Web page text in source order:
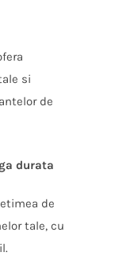
si
de
durata
de
tale, cu